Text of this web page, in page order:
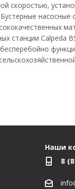
скоростью,
насосные
станции Calpeda
Наши
8